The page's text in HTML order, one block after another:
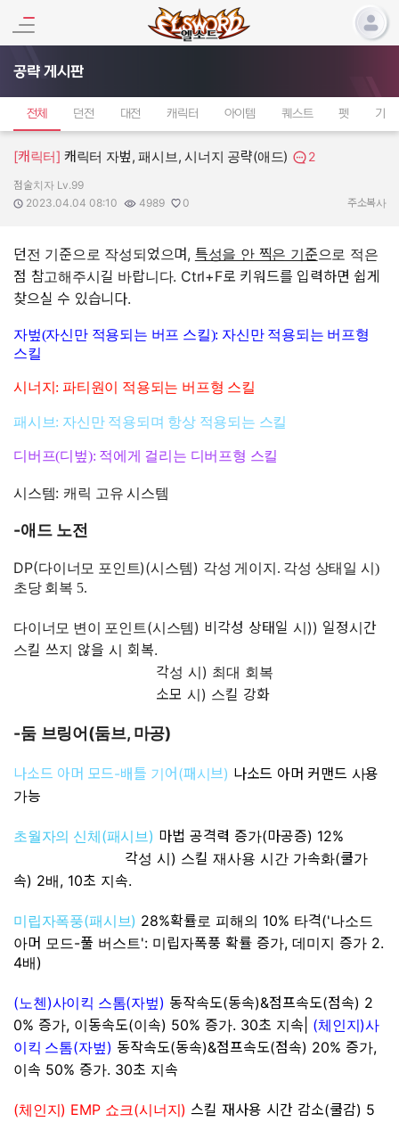
공략 게시판
전체 던전 대전 캐릭터 아이템 퀘스트 펫 기타
[캐릭터] 캐릭터 자벞, 패시브, 시너지 공략(애드) 2
작성자:
점술치자 Lv.99
작성일:
2023.04.04 08:10
조회수:
4989
추천수:
0 주소복사
던전 기준으로 작성되었으며, 특성을 안 찍은 기준으로 적은
점 참고해주시길 바랍니다. Ctrl+F로 키워드를 입력하면 쉽게
찾으실 수 있습니다.
자벞(자신만 적용되는 버프 스킬): 자신만 적용되는 버프형
스킬
시너지: 파티원이 적용되는 버프형 스킬
패시브: 자신만 적용되며 항상 적용되는 스킬
디버프(디벞): 적에게 걸리는 디버프형 스킬
시스템: 캐릭 고유 시스템
-애드 노전
DP(다이너모 포인트)(시스템) 각성 게이지. 각성 상태일 시)
초당 회복 5.
다이너모 변이 포인트(시스템) 비각성 상태일 시)) 일정시간
스킬 쓰지 않을 시 회복.
각성 시) 최대 회복
소모 시) 스킬 강화
-둠 브링어 (둠브, 마공)
나소드 아머 모드-배틀 기어(패시브) 나소드 아머 커맨드 사용
가능
초월자의 신체 (패시브 ) 마법 공격력 증가(마공증) 12%
각성 시) 스킬 재사용 시간 가속화(쿨가
속) 2배, 10초 지속.
미립자폭풍(패시브) 28%확률로 피해의 10% 타격('나소드
아머 모드-풀 버스트': 미립자폭풍 확률 증가, 데미지 증가 2.
4배)
(노첸 )사이킥 스톰(자벞) 동작속도(동속)&점프속도(점속) 2
0% 증가, 이동속도(이속) 50% 증가. 30초 지속 (체인지 )사
이킥 스톰(자벞) 동작속도(동속)&점프속도(점속) 20% 증가,
이속 50% 증가. 30초 지속
(체인지 ) EMP 쇼크(시너지 )스킬 재사용 시간 감소(쿨감) 5